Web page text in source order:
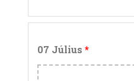
07 Július